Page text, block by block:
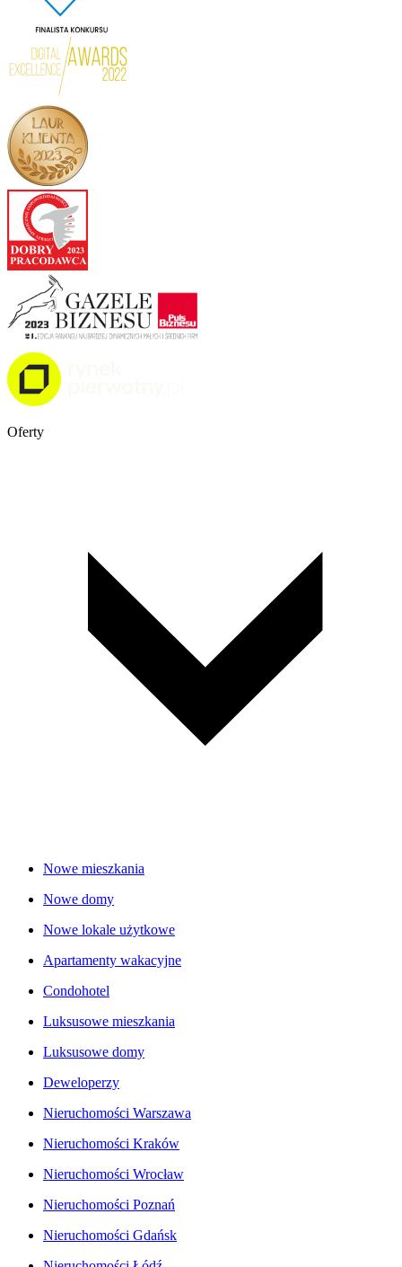
Oferty
Nowe mieszkania
Nowe domy
Nowe lokale użytkowe
Apartamenty wakacyjne
Condohotel
Luksusowe mieszkania
Luksusowe domy
Deweloperzy
Nieruchomości Warszawa
Nieruchomości Kraków
Nieruchomości Wrocław
Nieruchomości Poznań
Nieruchomości Gdańsk